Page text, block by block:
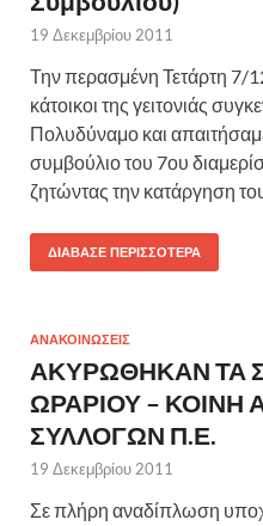
19 Δεκεμβρίου 2011
Την περασμένη Τετάρτη 7/
κάτοικοι της γειτονιάς
Πολυδύναμο και
συμβούλιο του 7ου
ζητώντας την κατάργηση
ΔΙΆΒΑΣΕ ΠΕΡΙΣΣΌΤΕΡΑ
ΑΝΑΚΟΙΝΩΣΕΙΣ
ΑΚΥΡΩΘΗΚΑΝ ΤΑ
ΩΡΑΡΙΟΥ –
ΣΥΛΛΟΓΩΝ Π.Ε.
19 Δεκεμβρίου 2011
Σε πλήρη αναδίπλωση